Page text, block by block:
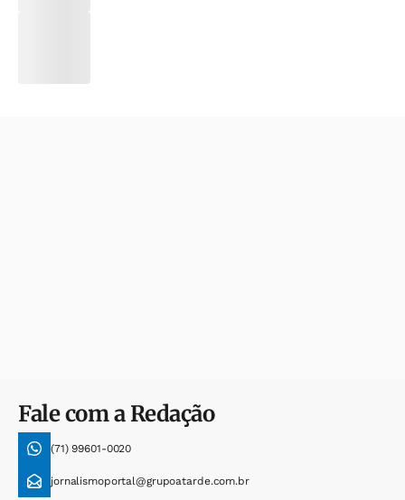
Fale com a Redação
(71) 99601-0020
jornalismoportal@grupoatarde.com.br